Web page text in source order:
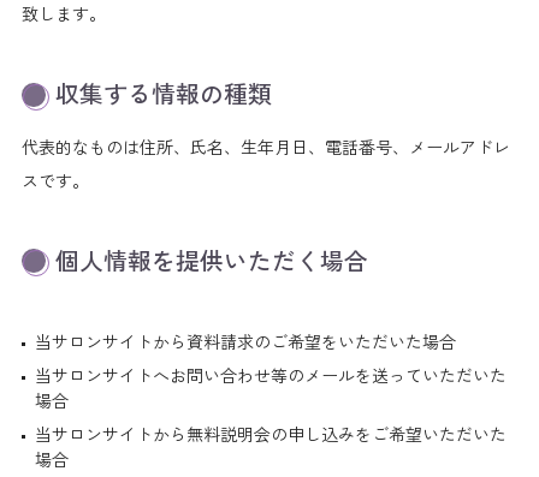
致します。
収集する情報の種類
代表的なものは住所、氏名、生年月日、電話番号、メールアドレ
スです。
個人情報を提供いただく場合
当サロンサイトから資料請求のご希望をいただいた場合
当サロンサイトへお問い合わせ等のメールを送っていただいた
場合
当サロンサイトから無料説明会の申し込みをご希望いただいた
場合